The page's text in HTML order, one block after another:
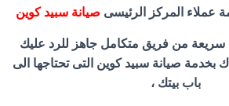
عملاء المركز الرئيسى صيانة سبيد كوين
من فريق متكامل جاهز للرد عليك
صيانة سبيد كوين التى تحتاجها الى
باب بيتك ،